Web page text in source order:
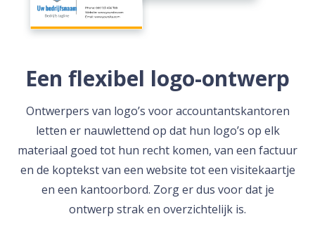
Een flexibel logo-ontwerp
Ontwerpers van logo’s voor accountantskantoren
letten er nauwlettend op dat hun logo’s op elk
materiaal goed tot hun recht komen, van een factuur
en de koptekst van een website tot een visitekaartje
en een kantoorbord. Zorg er dus voor dat je
ontwerp strak en overzichtelijk is.